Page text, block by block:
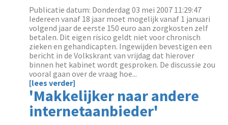
Publicatie datum: Donderdag 03 mei 2007 11:29:47
Iedereen vanaf 18 jaar moet mogelijk vanaf 1 januari
volgend jaar de eerste 150 euro aan zorgkosten zelf
betalen. Dit eigen risico geldt niet voor chronisch
zieken en gehandicapten. Ingewijden bevestigen een
bericht in de Volkskrant van vrijdag dat hierover
binnen het kabinet wordt gesproken. De discussie zou
vooral gaan over de vraag hoe...
[lees verder]
'Makkelijker naar andere
internetaanbieder'